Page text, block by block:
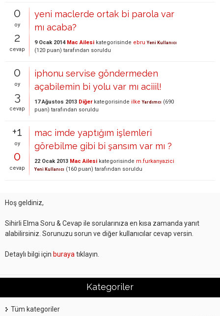
0
oy
2
cevap
yeni maclerde ortak bi parola var
mı acaba?
9 Ocak 2014 Mac Ailesi kategorisinde ebru Yeni Kullanıcı
(120 puan) tarafından soruldu
0
oy
3
cevap
iphonu servise göndermeden
açabilemin bi yolu var mı aciiil!
17 Ağustos 2013 Diğerkategorisinde ilke Yardımcı (690
puan) tarafından soruldu
+1
oy
0
cevap
mac imde yaptığım işlemleri
görebilme gibi bi şansım var mı ?
22 Ocak 2013 Mac Ailesi kategorisinde m.furkanyazici
Yeni Kullanıcı (160 puan) tarafından soruldu
Hoş geldiniz,
Sihirli Elma Soru & Cevap ile sorularınıza en kısa zamanda yanıt
alabilirsiniz. Sorunuzu sorun ve diğer kullanıcılar cevap versin.
Detaylı bilgi için buraya tıklayın.
Kategoriler
Tüm kategoriler